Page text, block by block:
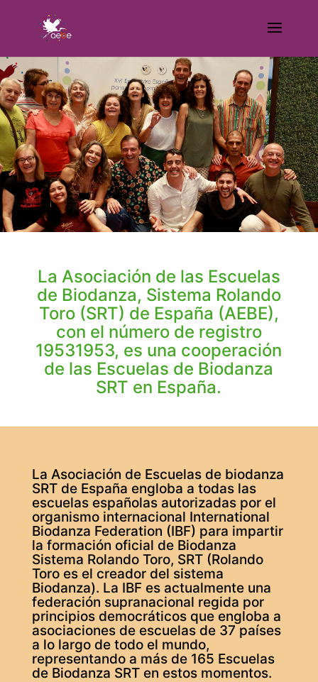
La Asociación de las Escuelas
de Biodanza, Sistema Rolando
Toro (SRT) de España (AEBE),
con el número de registro
19531953, es una cooperación
de las Escuelas de Biodanza
SRT en España.
La Asociación de Escuelas de biodanza
SRT de España engloba a todas las
escuelas españolas autorizadas por el
organismo internacional International
Biodanza Federation (IBF) para impartir
la formación oficial de Biodanza
Sistema Rolando Toro, SRT (Rolando
Toro es el creador del sistema
Biodanza). La IBF es actualmente una
federación supranacional regida por
principios democráticos que engloba a
asociaciones de escuelas de 37 países
a lo largo de todo el mundo,
representando a más de 165 Escuelas
de Biodanza SRT en estos momentos.